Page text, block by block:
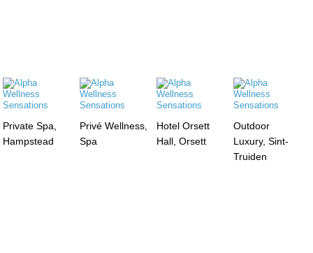
Private Spa,
Hampstead
Privé Wellness,
Spa
Hotel Orsett
Hall, Orsett
Outdoor
Luxury, Sint-
Truiden